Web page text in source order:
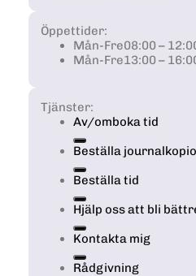
Öppettider:
Mån-Fre08:00 –
Mån-Fre13:00 –
Tjänster:
Av/omboka tid
Beställa
Beställa tid
Hjälp oss att bli
Kontakta mig
Rådgivning